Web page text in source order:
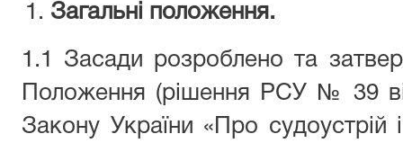
Загальні положення.
1.1 Засади розроблено та
Положення (рішення РСУ № 39
Закону України «Про судоустрій